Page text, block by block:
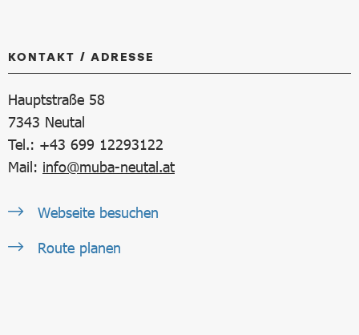
KONTAKT / ADRESSE
Hauptstraße 58
7343 Neutal
Tel.: +43 699 12293122
Mail: info@muba-neutal.at
Webseite besuchen
Route planen